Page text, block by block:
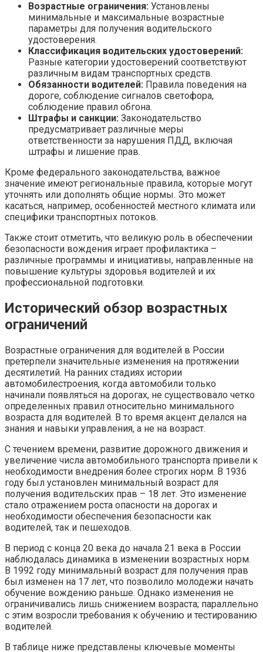
Возрастные ограничения: Установлены
минимальные и максимальные возрастные
параметры для получения водительского
удостоверения.
Классификация водительских удостоверений:
Разные категории удостоверений соответствуют
различным видам транспортных средств.
Обязанности водителей: Правила поведения на
дороге, соблюдение сигналов светофора,
соблюдение правил обгона.
Штрафы и санкции: Законодательство
предусматривает различные меры
ответственности за нарушения ПДД, включая
штрафы и лишение прав.
Кроме федерального законодательства, важное
значение имеют региональные правила, которые могут
уточнять или дополнять общие нормы. Это может
касаться, например, особенностей местного климата или
специфики транспортных потоков.
Также стоит отметить, что великую роль в обеспечении
безопасности вождения играет профилактика –
различные программы и инициативы, направленные на
повышение культуры здоровья водителей и их
профессиональной подготовки.
Исторический обзор возрастных
ограничений
Возрастные ограничения для водителей в России
претерпели значительные изменения на протяжении
десятилетий. На ранних стадиях истории
автомобилестроения, когда автомобили только
начинали появляться на дорогах, не существовало четко
определенных правил относительно минимального
возраста для водителей. В то время акцент делался на
знания и навыки управления, а не на возраст.
С течением времени, развитие дорожного движения и
увеличение числа автомобильного транспорта привели к
необходимости внедрения более строгих норм. В 1936
году был установлен минимальный возраст для
получения водительских прав – 18 лет. Это изменение
стало отражением роста опасности на дорогах и
необходимости обеспечения безопасности как
водителей, так и пешеходов.
В период с конца 20 века до начала 21 века в России
наблюдалась динамика в изменении возрастных норм.
В 1992 году минимальный возраст для получения прав
был изменен на 17 лет, что позволило молодежи начать
обучение вождению раньше. Однако изменения не
ограничивались лишь снижением возраста; параллельно
с этим возросли требования к обучению и тестированию
водителей.
В таблице ниже представлены ключевые моменты